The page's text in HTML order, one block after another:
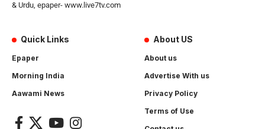
& Urdu, epaper- www.live7tv.com
Quick Links
Epaper
Morning India
Aawami News
About US
About us
Advertise With us
Privacy Policy
Terms of Use